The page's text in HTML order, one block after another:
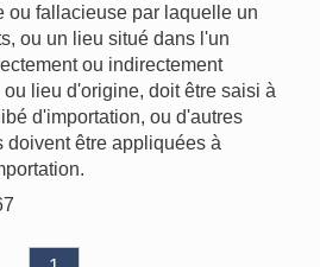
ou fallacieuse par laquelle un
ou un lieu situé dans l'un
ou indirectement
lieu d'origine, doit être saisi à
d'importation, ou d'autres
doivent être appliquées à